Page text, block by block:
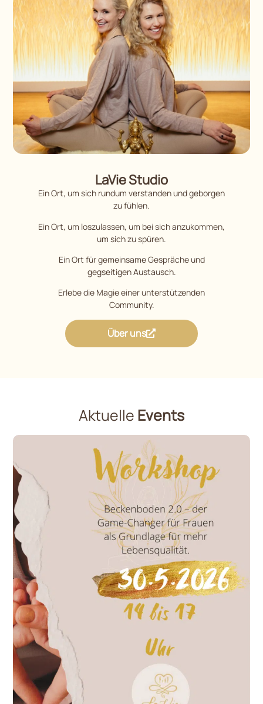
LaVie Studio
Ein Ort, um sich rundum verstanden und geborgen
zu fühlen.
Ein Ort, um loszulassen, um bei sich anzukommen,
um sich zu spüren.
Ein Ort für gemeinsame Gespräche und
gegseitigen Austausch.
Erlebe die Magie einer unterstützenden
Community.
Über uns
Aktuelle Events